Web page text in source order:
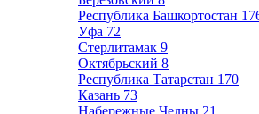
Республика Башкортостан
Уфа 72
Стерлитамак 9
Октябрьский 8
Республика Татарстан 170
Казань 73
Набережные Челны 21